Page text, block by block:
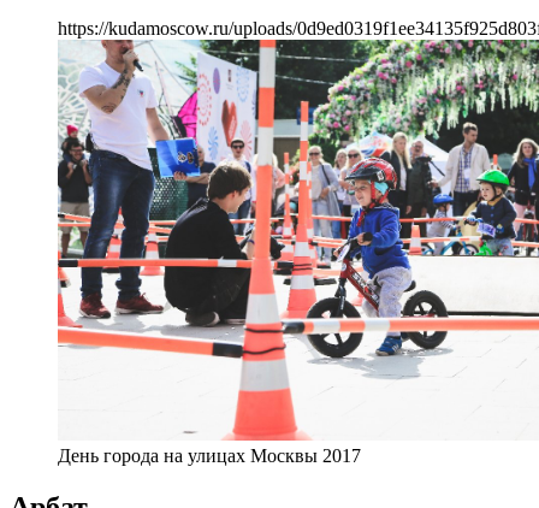
https://kudamoscow.ru/uploads/
День города на улицах Москвы 2017